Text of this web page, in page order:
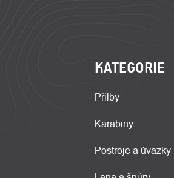
KATEGORIE
Přilby
Karabiny
Postroje a úvazky